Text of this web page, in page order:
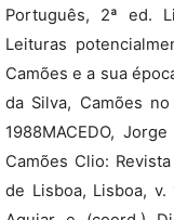
Português, 2ª ed.
Leituras
Camões e a sua
da Silva, Camões
1988MACEDO,
Camões Clio:
de Lisboa, Lisboa, v.